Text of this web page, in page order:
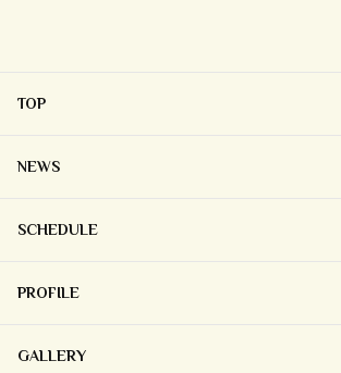
TOP
NEWS
SCHEDULE
PROFILE
GALLERY